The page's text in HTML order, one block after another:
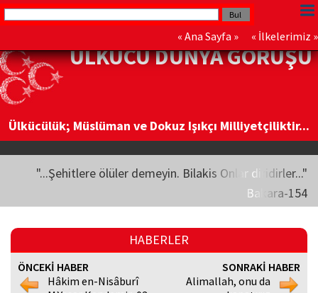
« Ana Sayfa » « İlkelerimiz »
ÜLKÜCÜ DÜNYA GÖRÜŞÜ
Ülkücülük; Müslüman ve Dokuz Işıkçı Milliyetçiliktir...
"...Şehitlere ölüler demeyin. Bilakis Onlar diridirler..."
Bakara-154
HABERLER
ÖNCEKİ HABER
Hâkim en-Nisâburî
SONRAKİ HABER
Alimallah, onu da